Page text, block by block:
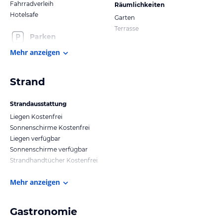
Fahrradverleih
Hotelsafe
Parken
Räumlichkeiten
Garten
Terrasse
Mehr anzeigen
Strand
Strandausstattung
Liegen Kostenfrei
Sonnenschirme Kostenfrei
Liegen verfügbar
Sonnenschirme verfügbar
Strandhandtücher Kostenfrei
Mehr anzeigen
Gastronomie